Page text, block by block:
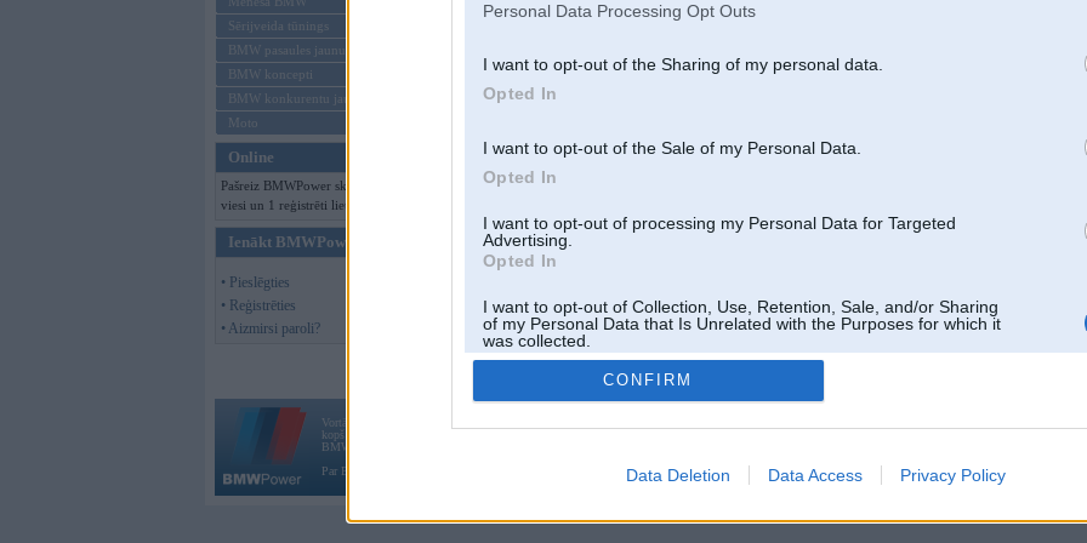
Personal Data Processing Opt Outs
I want to opt-out of the Sharing of my personal data.
Opted In
I want to opt-out of the Sale of my Personal Data.
Opted In
I want to opt-out of processing my Personal Data for Targeted
Advertising.
Opted In
I want to opt-out of Collection, Use, Retention, Sale, and/or Sharing
of my Personal Data that Is Unrelated with the Purposes for which it
was collected.
Opted Out
CONFIRM
Data Deletion Data Access Privacy Policy
Sērijveida tūnings
BMW pasaules jaunumi
BMW koncepti
BMW konkurentu jaunumi
Moto
Online
Pašreiz BMWPower skatās 137
viesi un 1 reģistrēti lietotāji.
Ienākt BMWPower
• Pieslēgties
• Reģistrēties
• Aizmirsi paroli?
Vortāls BMWPower.lv darbojas
kopš 2002. gada 14. maija. Tas nav auto klubs un nav saistīts ar
BMW AG.
Par BMWPower